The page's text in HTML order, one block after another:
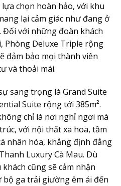
lựa chọn hoàn hảo, với khu
lại cảm giác như đang ở
Đối với những đoàn khách
Phòng Deluxe Triple rộng
đảm bảo mọi thành viên
và thoải mái.
sang trọng là Grand Suite
Suite rộng tới 385m².
chỉ là nơi nghỉ ngơi mà
với nội thất xa hoa, tầm
nhân hóa, khẳng định đẳng
Luxury Cà Mau. Dù
cũng sẽ cảm nhận
bộ ga trải giường êm ái đến